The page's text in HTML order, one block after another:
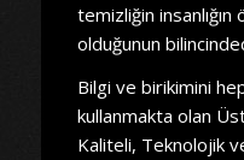
temizliğin
olduğunun
Bilgi ve birikimini
kullanmakta olan
Kaliteli, Teknolojik